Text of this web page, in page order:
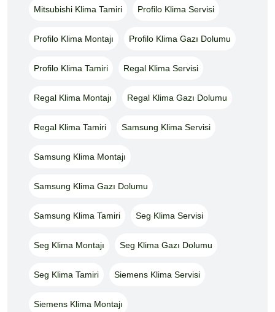
Mitsubishi Klima Tamiri Profilo Klima Servisi
Profilo Klima Montajı Profilo Klima Gazı Dolumu
Profilo Klima Tamiri Regal Klima Servisi
Regal Klima Montajı Regal Klima Gazı Dolumu
Regal Klima Tamiri Samsung Klima Servisi
Samsung Klima Montajı
Samsung Klima Gazı Dolumu
Samsung Klima Tamiri Seg Klima Servisi
Seg Klima Montajı Seg Klima Gazı Dolumu
Seg Klima Tamiri Siemens Klima Servisi
Siemens Klima Montajı